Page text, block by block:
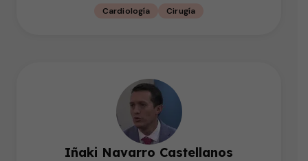
Cardiología Cirugía
Iñaki Navarro Castellanos